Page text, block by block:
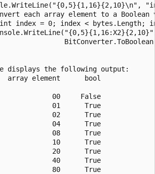
each array element to a Boolean
index = 0; index < bytes.Length;
displays the following output:
element      bool
00     False
01      True
02      True
04      True
08      True
10      True
20      True
40      True
80      True